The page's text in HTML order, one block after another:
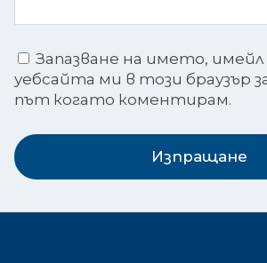
Запазване на името, имейл
уебсайта ми в този браузър
път когато коментирам.
Изпращане